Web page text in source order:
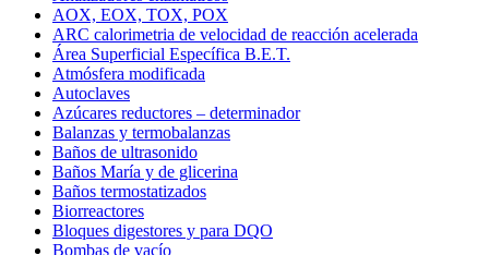
AOX, EOX, TOX, POX
ARC calorimetria de velocidad de reacción acelerada
Área Superficial Específica B.E.T.
Atmósfera modificada
Autoclaves
Azúcares reductores – determinador
Balanzas y termobalanzas
Baños de ultrasonido
Baños María y de glicerina
Baños termostatizados
Biorreactores
Bloques digestores y para DQO
Bombas de vacío